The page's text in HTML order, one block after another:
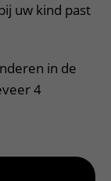
uw kind past
in de
4